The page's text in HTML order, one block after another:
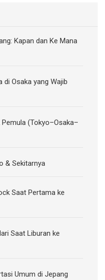
Kapan dan Ke Mana
di Osaka yang Wajib
(Tokyo–Osaka–
& Sekitarnya
Saat Pertama ke
Saat Liburan ke
Umum di Jepang